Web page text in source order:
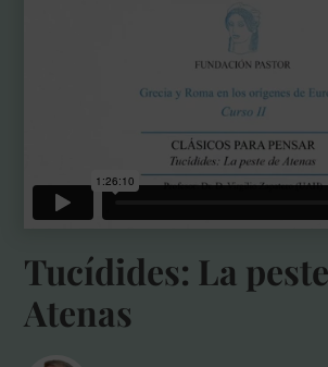
Tucídides: La
Atenas